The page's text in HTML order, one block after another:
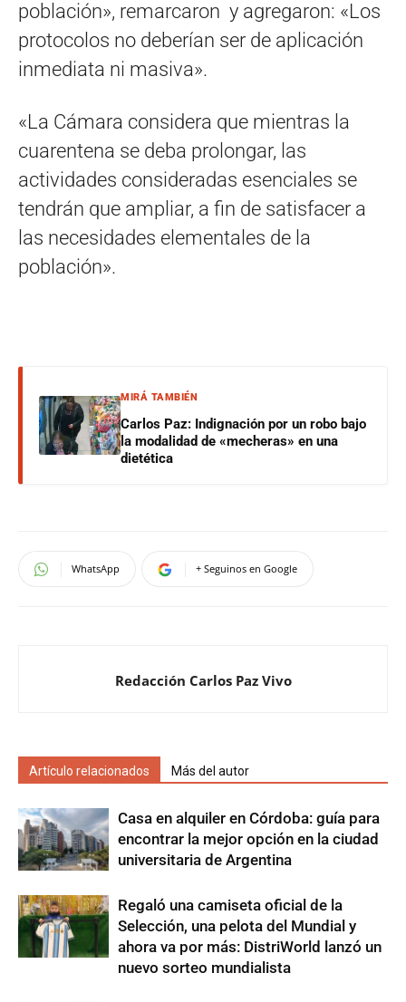
población», remarcaron y agregaron: «Los
protocolos no deberían ser de aplicación
inmediata ni masiva».
«La Cámara considera que mientras la
cuarentena se deba prolongar, las
actividades consideradas esenciales se
tendrán que ampliar, a fin de satisfacer a
las necesidades elementales de la
población».
MIRÁ TAMBIÉN
Carlos Paz: Indignación por un robo bajo
la modalidad de «mecheras» en una
dietética
WhatsApp + Seguinos en Google
Redacción Carlos Paz Vivo
Artículo relacionados Más del autor
Casa en alquiler en Córdoba: guía para
encontrar la mejor opción en la ciudad
universitaria de Argentina
Regaló una camiseta oficial de la
Selección, una pelota del Mundial y
ahora va por más: DistriWorld lanzó un
nuevo sorteo mundialista